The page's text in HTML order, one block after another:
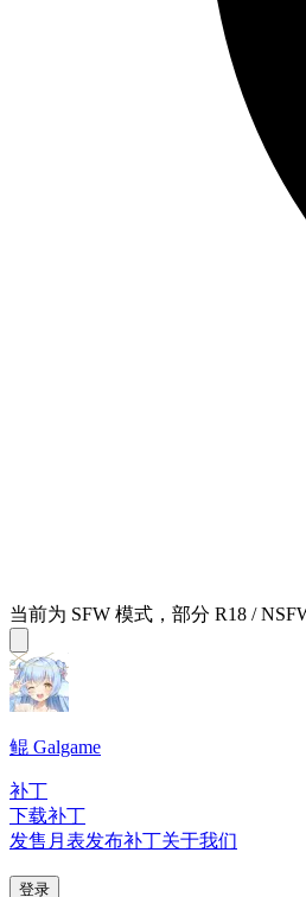
当前为 SFW 模式，部分 R18 /
鲲 Galgame
补丁
下载补丁
发售月表发布补丁关于我们
登录